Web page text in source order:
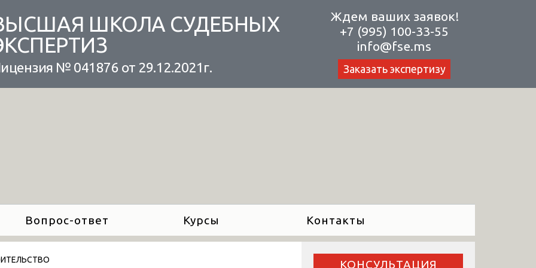
ШКОЛА СУДЕБНЫХ
№ 041876 от 29.12.2021г.
Ждем ваших заявок!
+7 (995) 100-33-55
info@fse.ms
Заказать экспертизу
Вопрос-ответ Курсы Контакты
КОНСУЛЬТАЦИЯ